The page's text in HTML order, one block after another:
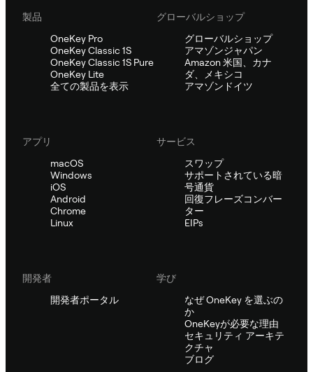
製品
OneKey Pro
OneKey Classic 1S
OneKey Classic 1S Pure
OneKey Lite
全ての製品を表示
グローバルショップ
グローバルショップ
アマゾンジャパン
Amazon 米国、カナ
ダ、メキシコ
アマゾンドイツ
アプリ
macOS
Windows
iOS
Android
Chrome
Linux
サービス
スワップ
サポートされている暗
号通貨
回復フレーズコンバー
ター
EIPs
開発者
開発者ポータル
学び
なぜ OneKey を選ぶの
か
OneKeyが必要な理由
セキュリティ アーキテ
クチャ
ブログ